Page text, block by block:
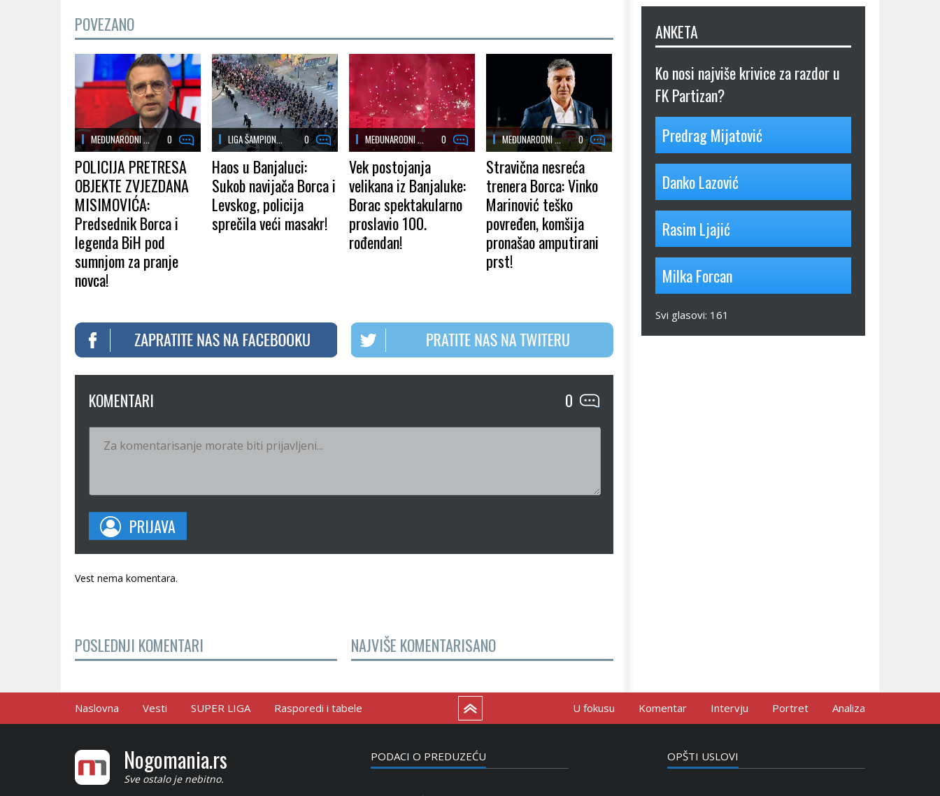
POVEZANO
MEĐUNARODNI ... 0
POLICIJA PRETRESA
OBJEKTE ZVJEZDANA
MISIMOVIĆA:
Predsednik Borca i
legenda BiH pod
sumnjom za pranje
novca!
LIGA ŠAMPION... 0
Haos u Banjaluci:
Sukob navijača Borca i
Levskog, policija
sprečila veći masakr!
MEĐUNARODNI ... 0
Vek postojanja
velikana iz Banjaluke:
Borac spektakularno
proslavio 100.
rođendan!
MEĐUNARODNI ... 0
Stravična nesreća
trenera Borca: Vinko
Marinović teško
povređen, komšija
pronašao amputirani
prst!
KOMENTARI 0
PRIJAVA
Vest nema komentara.
POSLEDNJI KOMENTARI NAJVIŠE KOMENTARISANO
ANKETA
Ko nosi najviše krivice za razdor u
FK Partizan?
Predrag Mijatović
Danko Lazović
Rasim Ljajić
Milka Forcan
Svi glasovi: 161
Naslovna Vesti SUPER LIGA Rasporedi i tabele U fokusu Komentar Intervju Portret Analiza
Nogomania.rs
Sve ostalo je nebitno.
PODACI O PREDUZEĆU OPŠTI USLOVI